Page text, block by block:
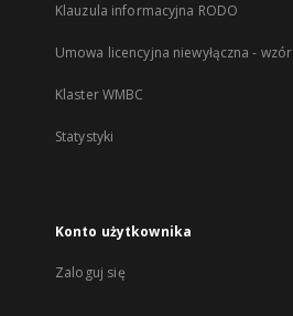
Klauzula informacyjna RODO
Umowa licencyjna niewyłączna - wzór
Klaster WMBC
Statystyki
Konto użytkownika
Zaloguj się